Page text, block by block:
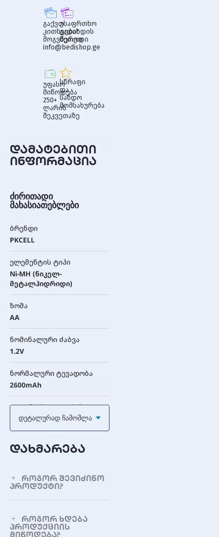
გაქვთ
კითხვები?
მოგვწერეთ
info@bedishop.ge
უსაფრთხო
გადახდის
მეთოდი
უფასო
მიწოდება
250+
ლარის
შეკვეთაზე
სწრაფი
და
სანდო
მომსახურება
დამატებითი
ინფორმაცია
ძირითადი
მახასიათებლები
ბრენდი
PKCELL
ელემენტის ტიპი
Ni-MH (ნიკელ-
მეტალჰიდრიდი)
ზომა
AA
ნომინალური ძაბვა
1.2V
ნორმალური ტევადობა
2600mAh
დატენვის ციკლების
რაოდენობა
1000+ ციკლი
დიამეტრი (მაქს.)
სიმაღლე (მაქს.)
წონა (თითო ელემენტი)
31 გ
Დეტალურად Ჩამოშლა
დახმარება
როგორ შევიძინო
პროდუქტი?
როგორ ხდება
პროდუქციის
მიწოდება?